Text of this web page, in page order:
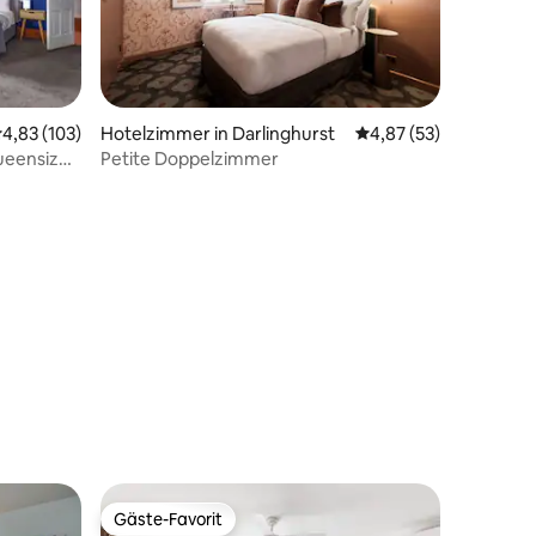
Bewertung: 4,83 von 5, 103 Bewertungen
4,83 (103)
Hotelzimmer in Darlinghurst Durchschnittliche
4,87 (53)
Petite Doppelzimmer
Gäste-Favorit
Gäste-Favorit